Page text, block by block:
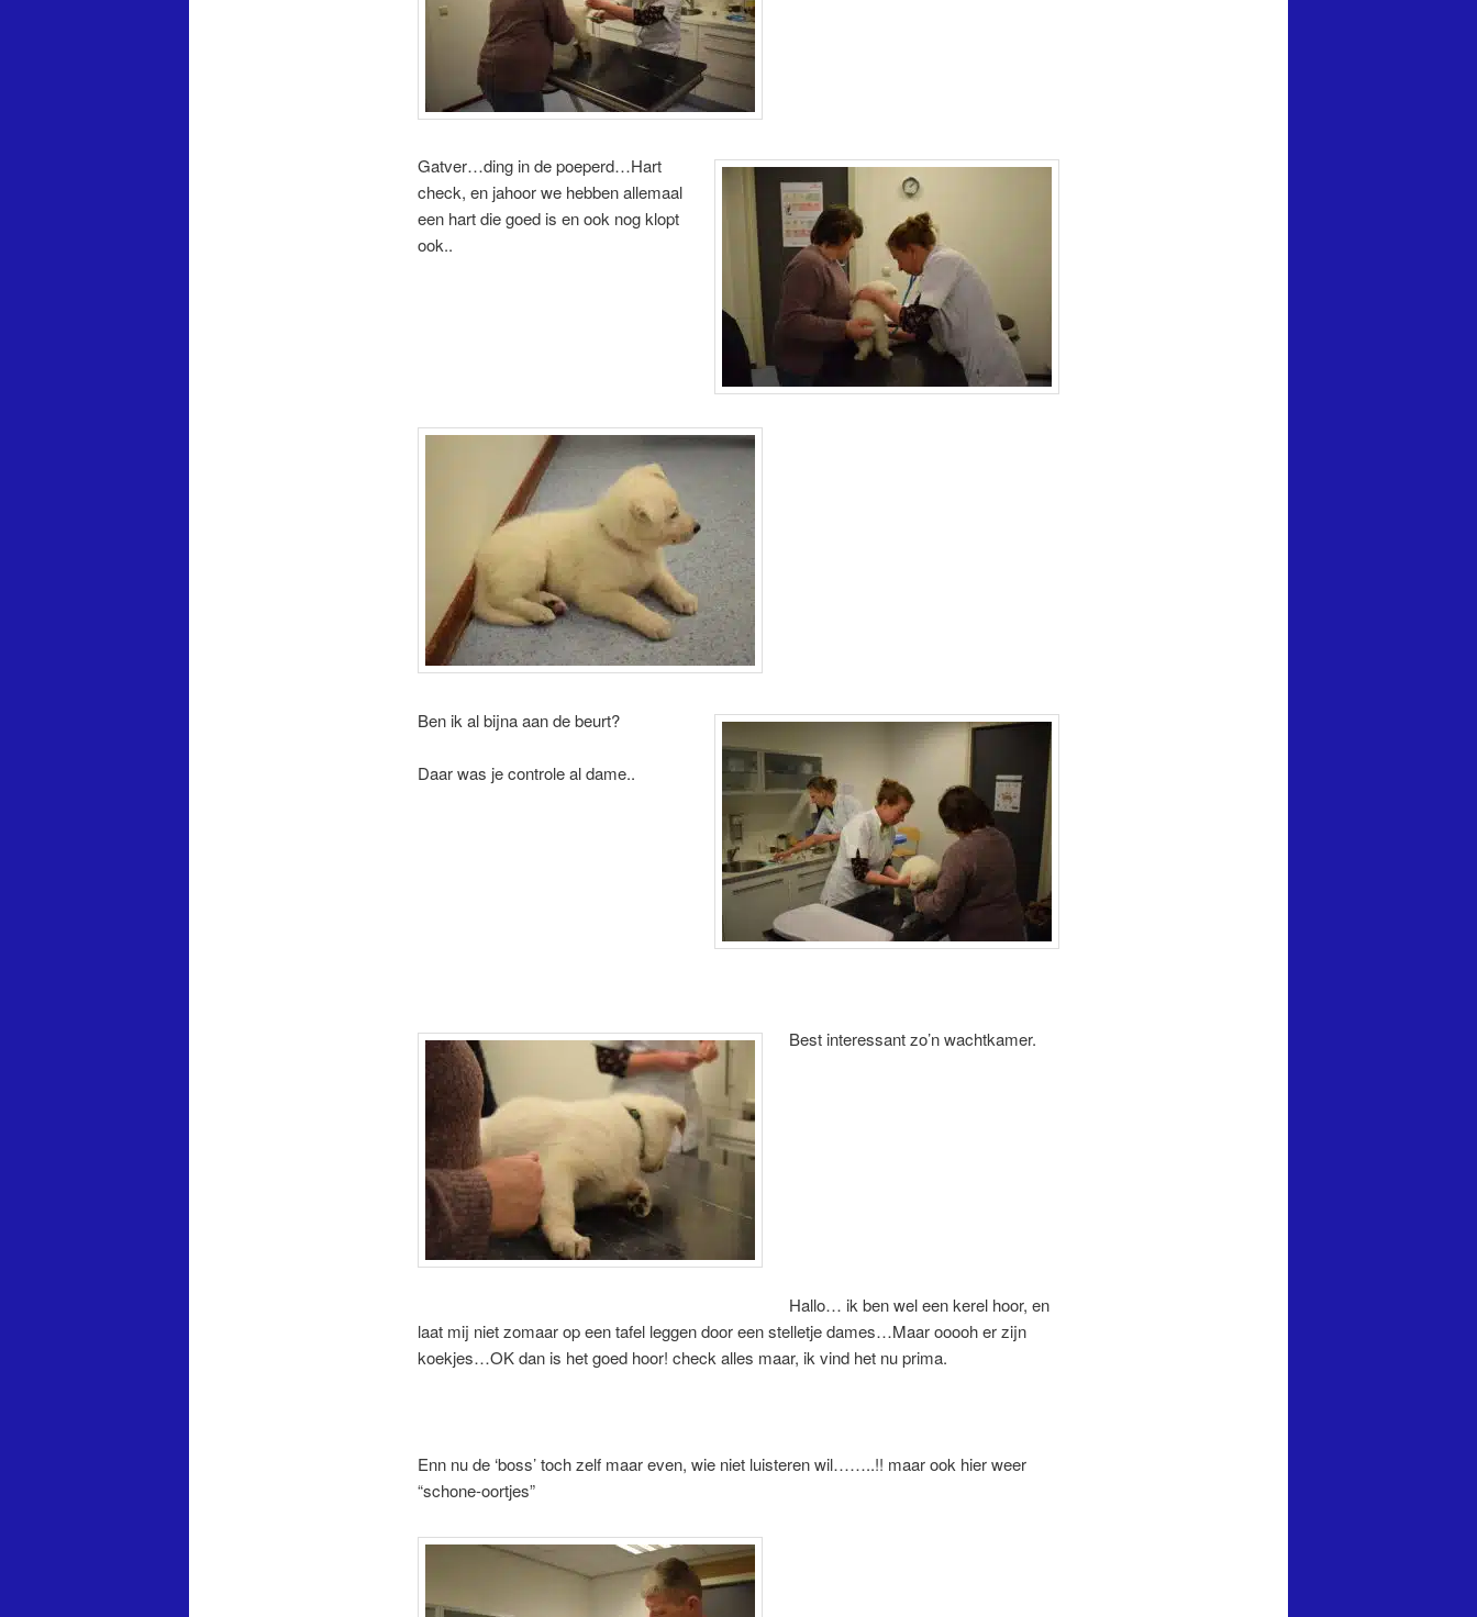
Gatver…ding in de poeperd…Hart
check, en jahoor we hebben allemaal
een hart die goed is en ook nog klopt
ook..
Ben ik al bijna aan de beurt?
Daar was je controle al dame..
Best interessant zo’n wachtkamer.
Hallo… ik ben wel een kerel hoor, en
laat mij niet zomaar op een tafel leggen door een stelletje dames…Maar ooooh er zijn
koekjes…OK dan is het goed hoor! check alles maar, ik vind het nu prima.
Enn nu de ‘boss’ toch zelf maar even, wie niet luisteren wil……..!! maar ook hier weer
“schone-oortjes”